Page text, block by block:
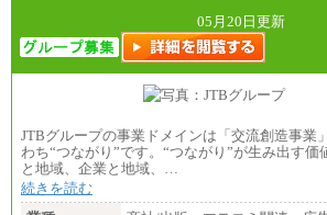
05月20日更新
JTBグループの事業ドメインは「交流創造事業
わち“つながり”です。“つながり”が生み出す価
と地域、企業と地域、…
続きを読む